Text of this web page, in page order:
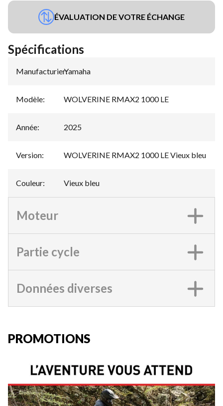
ÉVALUATION DE VOTRE ÉCHANGE
Spécifications
Manufacturier:
Yamaha
Modèle: WOLVERINE RMAX2 1000 LE
Année: 2025
Version: WOLVERINE RMAX2 1000 LE Vieux bleu
Couleur: Vieux bleu
Moteur
Partie cycle
Données diverses
PROMOTIONS